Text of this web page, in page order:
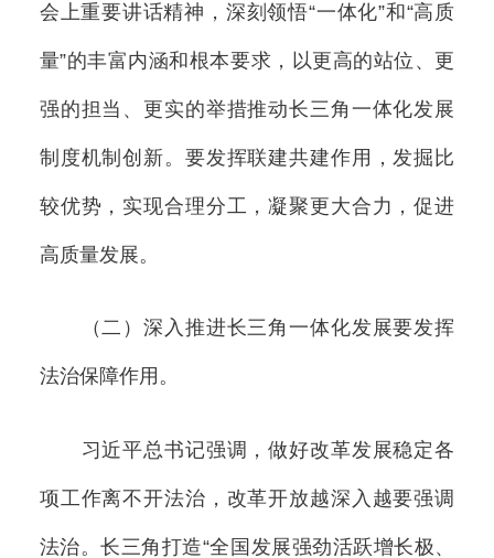
会上重要讲话精神，深刻领悟“一体化”和“高质
量”的丰富内涵和根本要求，以更高的站位、更
强的担当、更实的举措推动长三角一体化发展
制度机制创新。要发挥联建共建作用，发掘比
较优势，实现合理分工，凝聚更大合力，促进
高质量发展。
（二）深入推进长三角一体化发展要发挥
法治保障作用。
习近平总书记强调，做好改革发展稳定各
项工作离不开法治，改革开放越深入越要强调
法治。长三角打造“全国发展强劲活跃增长极、